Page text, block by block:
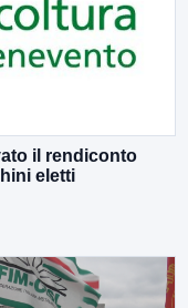
il rendiconto
eletti